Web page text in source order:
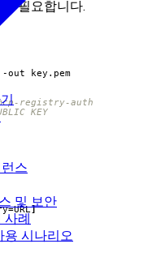
스
및 보안
사례
용 시나리오
필요합니다.
registry-auth
=URL]